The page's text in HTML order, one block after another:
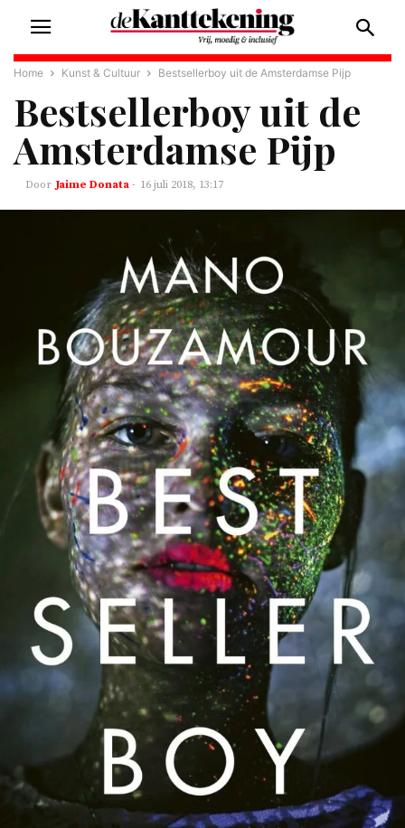
Home Kunst & Cultuur Bestsellerboy uit de Amsterdamse Pijp
Bestsellerboy uit de
Amsterdamse Pijp
Jaime Donata - 16 juli 2018, 13:17